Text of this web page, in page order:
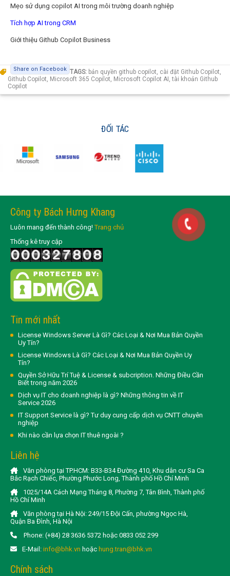
Mẹo sử dụng copilot AI trong môi trường doanh nghiệp
Tích hợp AI trong CRM
Giới thiệu Github Copilot Business
Share on Facebook TAGS: bản quyền github copilot, cài đặt Github Copilot,
Github Copilot, Microsoft 365 Copilot, Microsoft Copilot AI ,tài khoản Github
Copilot
ĐỐI TÁC
Công ty Bách Hưng Khang
Luôn mang đến thành công!Trang chủ
Thống kê truy cập
Tin mới nhất
License Windows Server Là Gì? Các Loại & Nơi Mua Bản Quyền
Uy Tín?
License Windows Là Gì? Các Loại & Nơi Mua Bản Quyền Uy
Tín?
Quyền Sở Hữu Trí Tuệ & License & subcription. Những Điều Cần
Biết trong năm 2026
Dịch vụ IT cho doanh nghiệp là gì? Những thông tin về IT
Service 2026
IT Support Service là gì? Tư duy cung cấp dịch vụ CNTT chuyên
nghiệp
Khi nào cần lựa chọn IT thuê ngoài ?
Liên hệ
Văn phòng tại TP.HCM: B33-B34 Đường 410, Khu dân cư Sa Ca
Bắc Rạch Chiếc, Phường Phước Long, Thành phố Hồ Chí Minh
1025/14A Cách Mạng Tháng 8, Phường 7, Tân Bình, Thành phố
Hồ Chí Minh
Văn phòng tại Hà Nội: 249/15 Đội Cấn, phường Ngọc Hà,
Quận Ba Đình, Hà Nội
Phone: (+84) 28 3636 5372 hoặc 0833 052 299
E-Mail: info@bhk.vn hoặc hung.tran@bhk.vn
Chính sách